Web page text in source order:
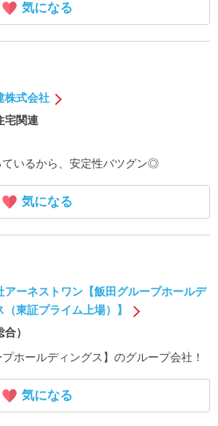
気になる
株式会社
宅関連
いるから、安定性バツグン◎
気になる
アーネストワン【飯田グループホールデ
（東証プライム上場）】
）
ホールディングス】のグループ会社！
気になる